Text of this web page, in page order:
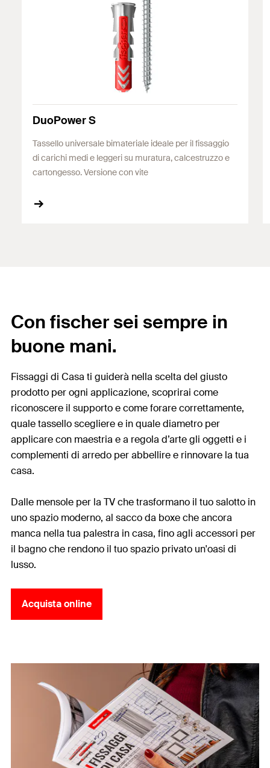
DuoPower S
Tassello universale bimateriale ideale per il fissaggio
di carichi medi e leggeri su muratura, calcestruzzo e
cartongesso. Versione con vite
Con fischer sei sempre in
buone mani.
Fissaggi di Casa ti guiderà nella scelta del giusto
prodotto per ogni applicazione, scoprirai come
riconoscere il supporto e come forare correttamente,
quale tassello scegliere e in quale diametro per
applicare con maestria e a regola d’arte gli oggetti e i
complementi di arredo per abbellire e rinnovare la tua
casa.
Dalle mensole per la TV che trasformano il tuo salotto in
uno spazio moderno, al sacco da boxe che ancora
manca nella tua palestra in casa, fino agli accessori per
il bagno che rendono il tuo spazio privato un'oasi di
lusso.
Acquista online